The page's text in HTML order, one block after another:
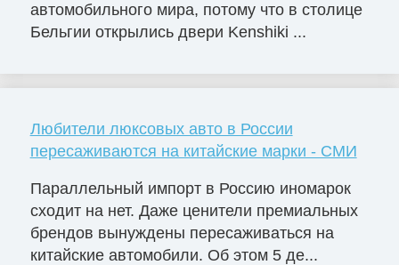
автомобильного мира, потому что в столице
Бельгии открылись двери Kenshiki ...
Любители люксовых авто в России
пересаживаются на китайские марки - СМИ
Параллельный импорт в Россию иномарок
сходит на нет. Даже ценители премиальных
брендов вынуждены пересаживаться на
китайские автомобили. Об этом 5 де...